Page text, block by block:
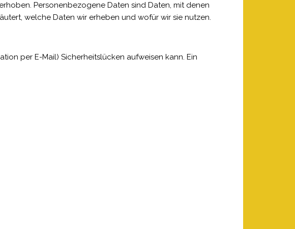
Personenbezogene Daten sind Daten, mit denen
welche Daten wir erheben und wofür wir sie nutzen.
per E-Mail) Sicherheitslücken aufweisen kann. Ein